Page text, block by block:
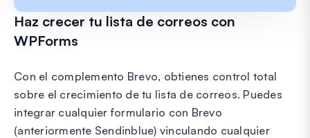
Haz crecer tu lista de correos con
WPForms
Con el complemento Brevo, obtienes control total
sobre el crecimiento de tu lista de correos. Puedes
integrar cualquier formulario con Brevo
(anteriormente Sendinblue) vinculando cualquier